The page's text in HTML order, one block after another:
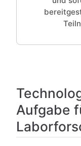
Aufgabe